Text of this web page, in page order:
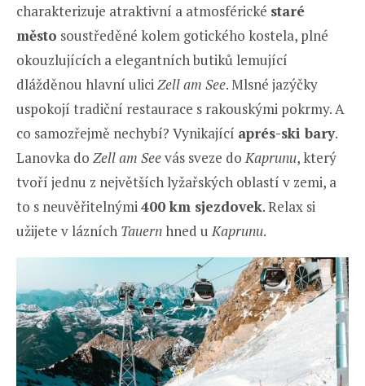
charakterizuje atraktivní a atmosférické staré
město soustředěné kolem gotického kostela, plné
okouzlujících a elegantních butiků lemující
dlážděnou hlavní uliciZell am See. Mlsné jazýčky
uspokojí tradiční restaurace s rakouskými pokrmy. A
co samozřejmě nechybí? Vynikající aprés-ski bary.
Lanovka do Zell am Seevás sveze doKaprunu, který
tvoří jednu z největších lyžařských oblastí v zemi, a
to s neuvěřitelnými400 km sjezdovek. Relax si
užijete v lázních Tauern hned uKaprunu.